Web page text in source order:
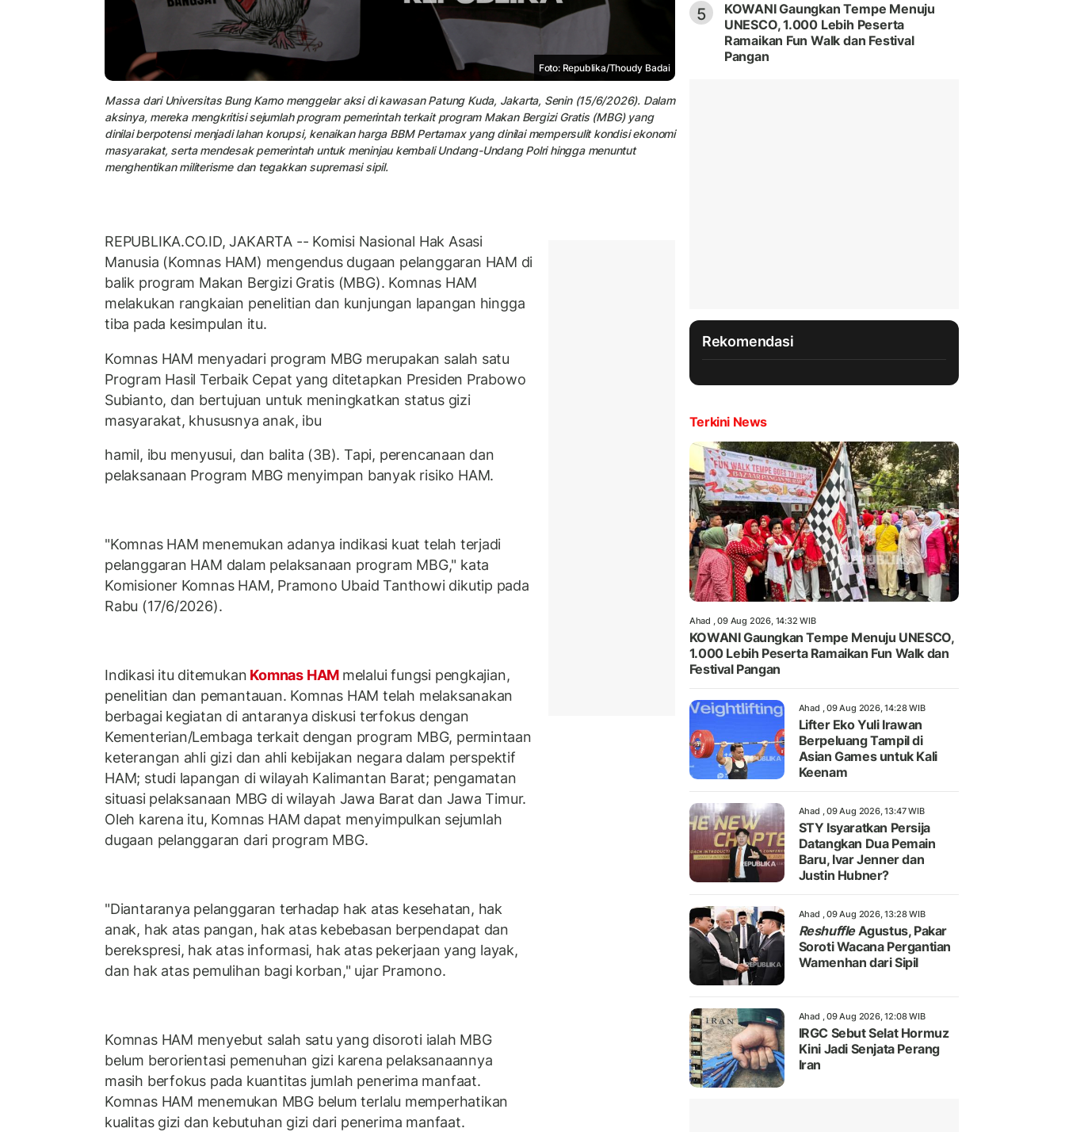
Foto: Republika/Thoudy Badai
Massa dari Universitas Bung Karno menggelar aksi di kawasan Patung Kuda, Jakarta, Senin (15/6/2026). Dalam
aksinya, mereka mengkritisi sejumlah program pemerintah terkait program Makan Bergizi Gratis (MBG) yang
dinilai berpotensi menjadi lahan korupsi, kenaikan harga BBM Pertamax yang dinilai mempersulit kondisi ekonomi
masyarakat, serta mendesak pemerintah untuk meninjau kembali Undang-Undang Polri hingga menuntut
menghentikan militerisme dan tegakkan supremasi sipil.
REPUBLIKA.CO.ID, JAKARTA -- Komisi Nasional Hak Asasi
Manusia (Komnas HAM) mengendus dugaan pelanggaran HAM di
balik program Makan Bergizi Gratis (MBG). Komnas HAM
melakukan rangkaian penelitian dan kunjungan lapangan hingga
tiba pada kesimpulan itu.
Komnas HAM menyadari program MBG merupakan salah satu
Program Hasil Terbaik Cepat yang ditetapkan Presiden Prabowo
Subianto, dan bertujuan untuk meningkatkan status gizi
masyarakat, khususnya anak, ibu
hamil, ibu menyusui, dan balita (3B). Tapi, perencanaan dan
pelaksanaan Program MBG menyimpan banyak risiko HAM.
"Komnas HAM menemukan adanya indikasi kuat telah terjadi
pelanggaran HAM dalam pelaksanaan program MBG," kata
Komisioner Komnas HAM, Pramono Ubaid Tanthowi dikutip pada
Rabu (17/6/2026).
Indikasi itu ditemukan Komnas HAM melalui fungsi pengkajian,
penelitian dan pemantauan. Komnas HAM telah melaksanakan
berbagai kegiatan di antaranya diskusi terfokus dengan
Kementerian/Lembaga terkait dengan program MBG, permintaan
keterangan ahli gizi dan ahli kebijakan negara dalam perspektif
HAM; studi lapangan di wilayah Kalimantan Barat; pengamatan
situasi pelaksanaan MBG di wilayah Jawa Barat dan Jawa Timur.
Oleh karena itu, Komnas HAM dapat menyimpulkan sejumlah
dugaan pelanggaran dari program MBG.
"Diantaranya pelanggaran terhadap hak atas kesehatan, hak
anak, hak atas pangan, hak atas kebebasan berpendapat dan
berekspresi, hak atas informasi, hak atas pekerjaan yang layak,
dan hak atas pemulihan bagi korban," ujar Pramono.
Komnas HAM menyebut salah satu yang disoroti ialah MBG
belum berorientasi pemenuhan gizi karena pelaksanaannya
masih berfokus pada kuantitas jumlah penerima manfaat.
Komnas HAM menemukan MBG belum terlalu memperhatikan
kualitas gizi dan kebutuhan gizi dari penerima manfaat.
5
KOWANI Gaungkan Tempe Menuju
UNESCO, 1.000 Lebih Peserta
Ramaikan Fun Walk dan Festival
Pangan
Rekomendasi
Terkini News
Ahad , 09 Aug 2026, 14:32 WIB
KOWANI Gaungkan Tempe Menuju UNESCO,
1.000 Lebih Peserta Ramaikan Fun Walk dan
Festival Pangan
Ahad , 09 Aug 2026, 14:28 WIB
Lifter Eko Yuli Irawan
Berpeluang Tampil di
Asian Games untuk Kali
Keenam
Ahad , 09 Aug 2026, 13:47 WIB
STY Isyaratkan Persija
Datangkan Dua Pemain
Baru, Ivar Jenner dan
Justin Hubner?
Ahad , 09 Aug 2026, 13:28 WIB
ReshuffleAgustus, Pakar
Soroti Wacana Pergantian
Wamenhan dari Sipil
Ahad , 09 Aug 2026, 12:08 WIB
IRGC Sebut Selat Hormuz
Kini Jadi Senjata Perang
Iran